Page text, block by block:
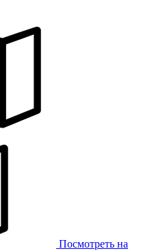
Посмотреть на